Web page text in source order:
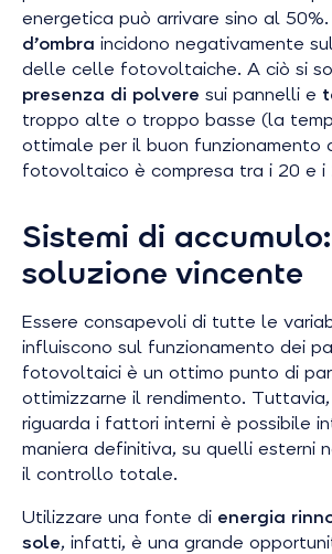
energetica può arrivare sino al
d’ombra incidono negativamente
delle celle fotovoltaiche. A ciò si
presenza di polvere sui pannelli e
troppo alte o troppo basse (la
ottimale per il buon funzionamento
fotovoltaico è compresa tra i 20 e i
Sistemi di
soluzione vincente
Essere consapevoli di tutte le
influiscono sul funzionamento dei
fotovoltaici è un ottimo punto di
ottimizzarne il rendimento.
riguarda i fattori interni è possibile
maniera definitiva, su quelli esterni
il controllo totale.
Utilizzare una fonte di energia
sole, infatti, è una grande